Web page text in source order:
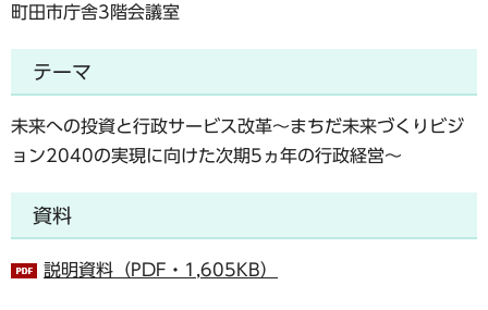
町田市庁舎3階会議室
テーマ
未来への投資と行政サービス改革～まちだ未来づくりビジ
ョン2040の実現に向けた次期5ヵ年の行政経営～
資料
説明資料（PDF・1,605KB）